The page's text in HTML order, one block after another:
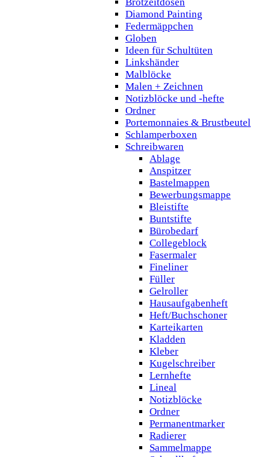
Diamond Painting
Federmäppchen
Globen
Ideen für Schultüten
Linkshänder
Malblöcke
Malen + Zeichnen
Notizblöcke und -hefte
Ordner
Portemonnaies & Brustbeutel
Schlamperboxen
Schreibwaren
Ablage
Anspitzer
Bastelmappen
Bewerbungsmappe
Bleistifte
Buntstifte
Bürobedarf
Collegeblock
Fasermaler
Fineliner
Füller
Gelroller
Hausaufgabenheft
Heft/Buchschoner
Karteikarten
Kladden
Kleber
Kugelschreiber
Lernhefte
Lineal
Notizblöcke
Ordner
Permanentmarker
Radierer
Sammelmappe